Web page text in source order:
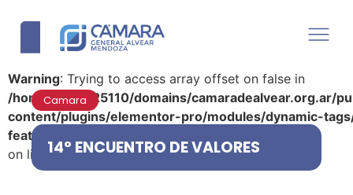
Warning: Trying to access array offset on false in
/home/u290125110/domains/camaradealvear.org.ar/
content/plugins/elementor-pro/modules/dynamic-
featured-image.php
on line
39
Camara
14° ENCUENTRO DE VALORES